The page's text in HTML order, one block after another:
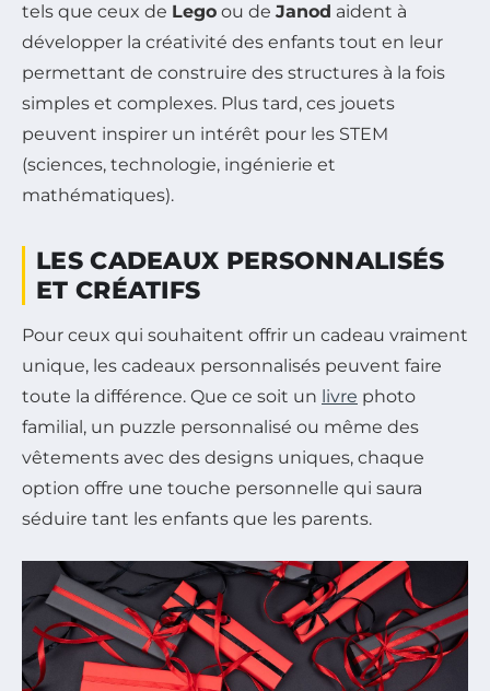
tels que ceux de Lego ou de Janod aident à
développer la créativité des enfants tout en leur
permettant de construire des structures à la fois
simples et complexes. Plus tard, ces jouets
peuvent inspirer un intérêt pour les STEM
(sciences, technologie, ingénierie et
mathématiques).
LES CADEAUX PERSONNALISÉS
ET CRÉATIFS
Pour ceux qui souhaitent offrir un cadeau vraiment
unique, les cadeaux personnalisés peuvent faire
toute la différence. Que ce soit un livre photo
familial, un puzzle personnalisé ou même des
vêtements avec des designs uniques, chaque
option offre une touche personnelle qui saura
séduire tant les enfants que les parents.